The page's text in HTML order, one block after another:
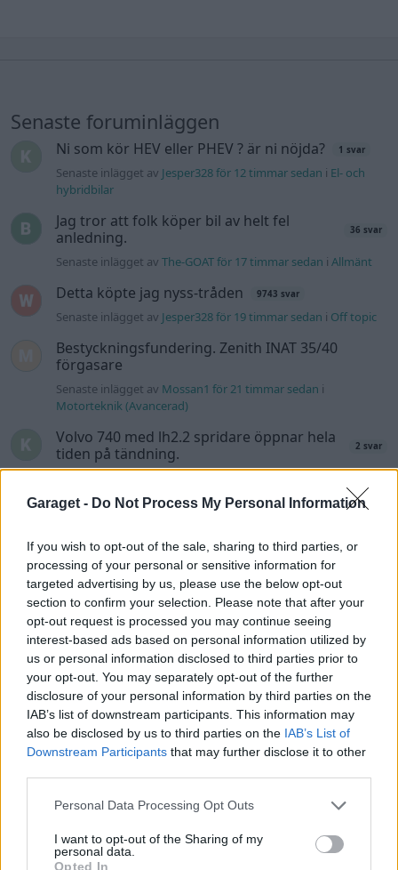
Garaget - Do Not Process My Personal Information
If you wish to opt-out of the sale, sharing to third parties, or
processing of your personal or sensitive information for
targeted advertising by us, please use the below opt-out
section to confirm your selection. Please note that after your
opt-out request is processed you may continue seeing
interest-based ads based on personal information utilized by
us or personal information disclosed to third parties prior to
your opt-out. You may separately opt-out of the further
disclosure of your personal information by third parties on the
IAB’s list of downstream participants. This information may
also be disclosed by us to third parties on the IAB’s List of
Downstream Participants that may further disclose it to other
Personal Data Processing Opt Outs
I want to opt-out of the Sharing of my
personal data.
Opted In
Senaste foruminläggen
Ni som kör HEV eller PHEV ? är ni nöjda? 1 svar
Senaste inlägget av Jesper328 för 12 timmar sedan i El- och
hybridbilar
Jag tror att folk köper bil av helt fel
anledning.
36 svar
Senaste inlägget avThe-GOAT för 17 timmar sedan iAllmänt
Detta köpte jag nyss-tråden 9743 svar
Senaste inlägget av Jesper328 för 19 timmar sedan i Off topic
Bestyckningsfundering. Zenith INAT 35/40
förgasare
Senaste inlägget av Mossan1 för 21 timmar sedan i
Motorteknik (Avancerad)
Volvo 740 med lh2.2 spridare öppnar hela
tiden på tändning.
2 svar
felsökning
Senaste inlägget avMickeEng fredag 18:13iEl- och hybridbilar
Ford Mustang e Mac 2023 4 svar
Senaste inlägget avKenthIJ2 fredag 12:37i El- och hybridbilar
244 motorbyte till d5252t
Senaste inlägget avJeppegaming fredag 00:53iMotorteknik
(Avancerad)
Passat -13 2.0tdi DSG Växellåda bråkar
Senaste inlägget avThe-GOAT torsdag 20:54iGenerell
felsökning
Man man ha mindre ström till
Motorvärmare?
Senaste projektinläggen